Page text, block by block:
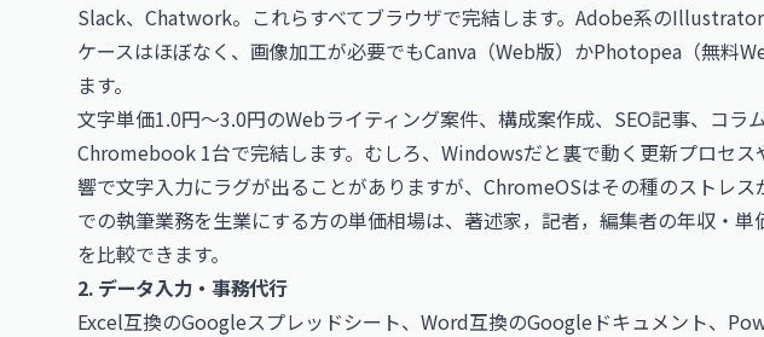
Slack、Chatwork。これらすべてブラウザで完結します。Adobe系の
ケースはほぼなく、画像加工が必要でもCanva（Web版）かPhotopea（無料
ます。
文字単価1.0円〜3.0円のWebライティング案件、構成案作成、SEO記事、コラ
Chromebook 1台で完結します。むしろ、Windowsだと裏で動く更新プロセス
響で文字入力にラグが出ることがありますが、ChromeOSはその種のストレス
での執筆業務を生業にする方の単価相場は、 著述家，記者，編集者の年収・単
を比較できます。
2. データ入力・事務代行
Excel互換のGoogleスプレッドシート、Word互換のGoogleドキュメント、